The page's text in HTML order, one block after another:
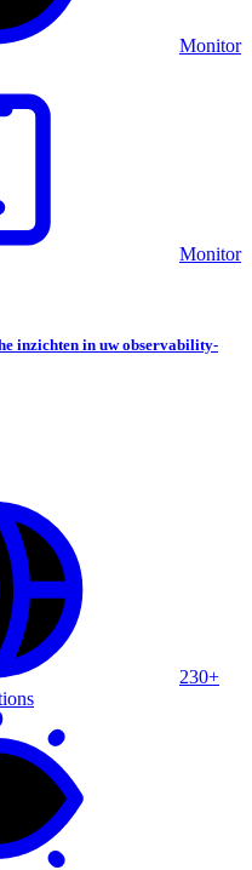
Monitor
Monitor
inzichten in uw observability-
230+